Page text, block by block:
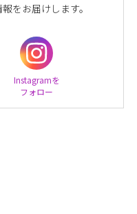
をお届けします。
Instagramを
フォロー